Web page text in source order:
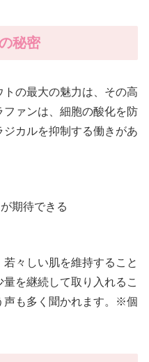
秘密
の最大の魅力は、その高
ァンは、細胞の酸化を防
カルを抑制する働きがあ
期待できる
々しい肌を維持すること
を継続して取り入れるこ
声も多く聞かれます。※個